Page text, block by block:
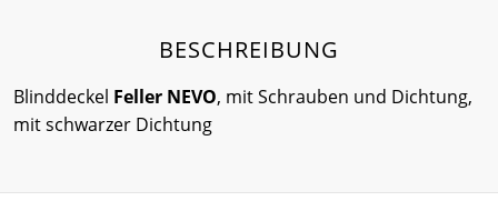
BESCHREIBUNG
Blinddeckel Feller NEVO, mit Schrauben und Dichtung,
mit schwarzer Dichtung